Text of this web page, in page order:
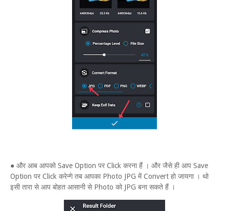
● और आब आपको Save Option पर Click करना हैं । और जैसे ही आप Save
Option पर Click करेन्गे तब आपका Photo JPG में Convert हो जायगा । थो
इसी तारा से आप बोहत आसानी से Photo को JPG बना सकते हैं ।